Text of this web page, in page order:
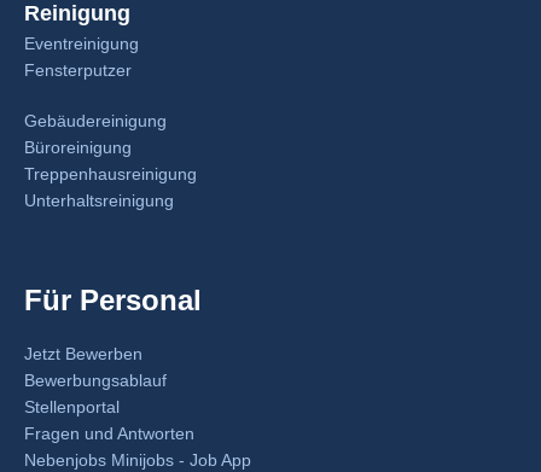
Reinigung
Eventreinigung
Fensterputzer
Gebäudereinigung
Büroreinigung
Treppenhausreinigung
Unterhaltsreinigung
Für Personal
Jetzt Bewerben
Bewerbungsablauf
Stellenportal
Fragen und Antworten
Nebenjobs Minijobs - Job App